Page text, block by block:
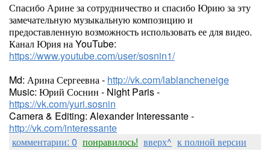
Спасибо Арине за сотрудничество и спасибо Юрию за эту
замечательную музыкальную композицию и
предоставленную возможность использовать ее для видео.
Канал Юрия на YouTube:
https://www.youtube.com/user/sosnin1/
Md: Арина Сергеевна - http://vk.com/lablancheneige
Music: Юрий Соснин - Night Paris -
https://vk.com/yuri.sosnin
Camera & Editing: Alexander Interessante -
http://vk.com/interessante
комментарии: 0 понравилось! вверх^ к полной версии